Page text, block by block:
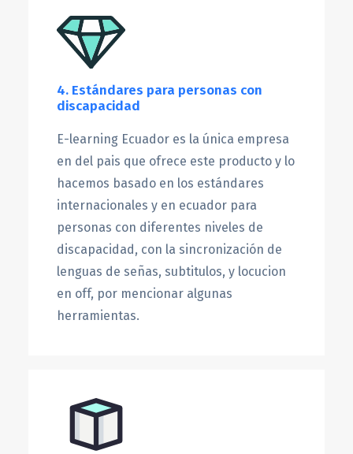
4. Estándares para personas con
discapacidad
E-learning Ecuador es la única empresa
en del pais que ofrece este producto y lo
hacemos basado en los estándares
internacionales y en ecuador para
personas con diferentes niveles de
discapacidad, con la sincronización de
lenguas de señas, subtitulos, y locucion
en off, por mencionar algunas
herramientas.